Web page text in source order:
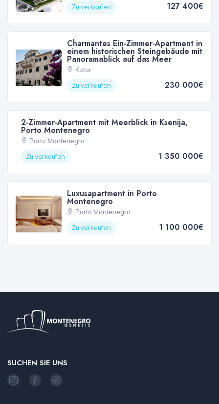
Zu verkaufen
127 400€
Charmantes Ein-Zimmer-Apartment in
einem historischen Steingebäude mit
Panoramablick auf das Meer
Kotor
Zu verkaufen
230 000€
2-Zimmer-Apartment mit Meerblick in Ksenija,
Porto Montenegro
Porto Montenegro
Zu verkaufen
1 350 000€
Luxusapartment in Porto
Montenegro
Porto Montenegro
Zu verkaufen
1 100 000€
SUCHEN SIE UNS